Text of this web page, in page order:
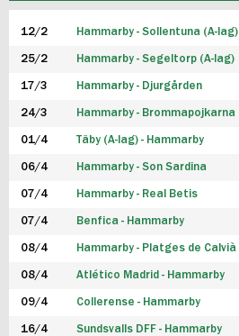
F19
FUTSAL HERR
FUTSAL DAM
12/2 Hammarby - Sollentuna (A-lag)
25/2 Hammarby - Segeltorp (A-lag)
17/3 Hammarby - Djurgården
24/3 Hammarby - Brommapojkarna
01/4 Täby (A-lag) - Hammarby
06/4 Hammarby - Son Sardina
07/4 Hammarby - Real Betis
07/4 Benfica - Hammarby
08/4 Hammarby - Platges de Calvià
08/4 Atlético Madrid - Hammarby
09/4 Collerense - Hammarby
16/4 Sundsvalls DFF - Hammarby